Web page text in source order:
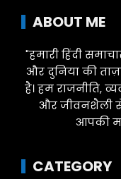
ABOUT ME
"हमारी हिंदी
और दुनिया की
है। हम राजनीति,
और जीवनशैली से
आपकी
CATEGORY